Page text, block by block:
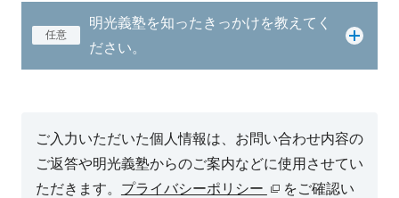
任意
明光義塾を知ったきっかけを教えてく
ださい。
ご入力いただいた個人情報は、お問い合わせ内容の
ご返答や明光義塾からのご案内などに使用させてい
ただきます。 プライバシーポリシー をご確認い